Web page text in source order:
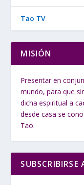
Tao TV
MISIÓN
Presentar en
mundo, para que
dicha espiritual a
desde casa se
Tao.
SUBSCRIBIRSE